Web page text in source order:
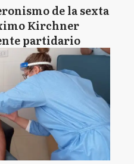
de la sexta
Kirchner
partidario